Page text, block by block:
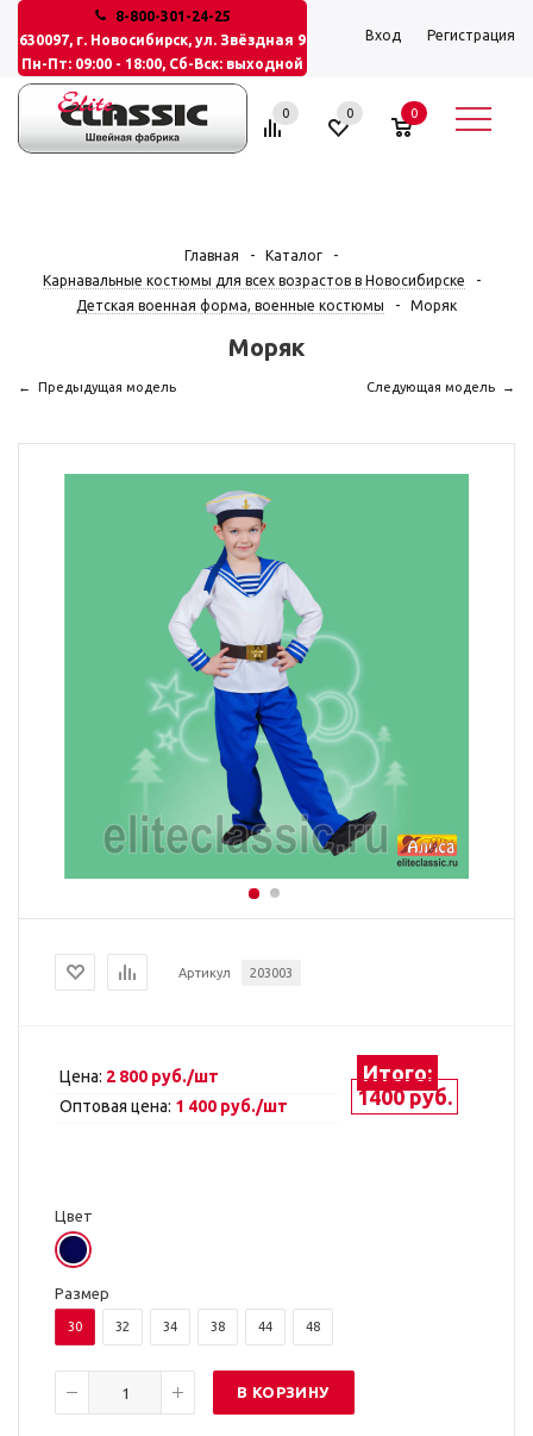
8-800-301-24-25
630097, г. Новосибирск, ул. Звёздная 9
Пн-Пт: 09:00 - 18:00, Сб-Вск: выходной
Вход Регистрация
0 0 0
Главная - Каталог
-
Карнавальные костюмы для всех возрастов в Новосибирске
-
Детская военная форма, военные костюмы
- Моряк
Моряк
Артикул 203003
Цена: 2 800 руб./шт
Оптовая цена: 1 400 руб./шт
Итого:
1400 руб.
Цвет
Размер
30 32 34 38 44 48
В КОРЗИНУ
Предыдущая модель Следующая модель